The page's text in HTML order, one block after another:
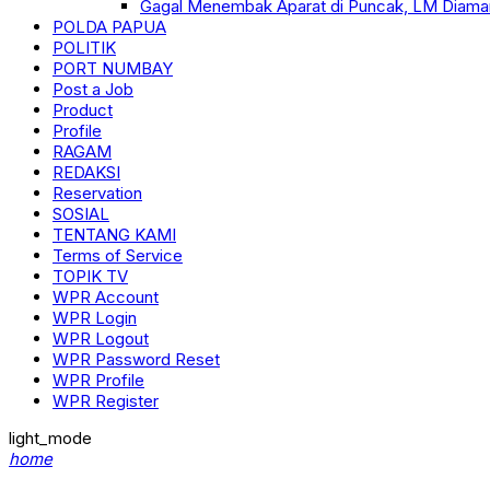
Gagal Menembak Aparat di Puncak, LM
POLDA PAPUA
POLITIK
PORT NUMBAY
Post a Job
Product
Profile
RAGAM
REDAKSI
Reservation
SOSIAL
TENTANG KAMI
Terms of Service
TOPIK TV
WPR Account
WPR Login
WPR Logout
WPR Password Reset
WPR Profile
WPR Register
light_mode
home